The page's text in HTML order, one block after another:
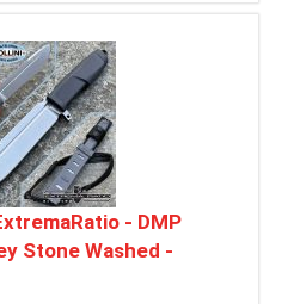
- DMP
Stone Washed -